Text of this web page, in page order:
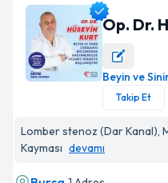
Op. Dr. Hüseyin Kurt Profil
Op. Dr.
Beyin ve
Takip Et
Lomber stenoz (Dar Kanal),
Kayması devamı